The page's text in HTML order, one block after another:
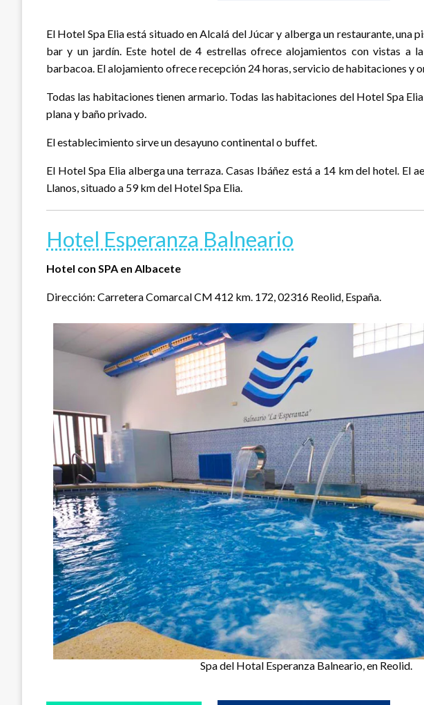
El Hotel Spa Elia está situado en Alcalá del Júcar y alberga un restaurante, una
bar y un jardín. Este hotel de 4 estrellas ofrece alojamientos con vistas a
barbacoa. El alojamiento ofrece recepción 24 horas, servicio de habitaciones y
Todas las habitaciones tienen armario. Todas las habitaciones del Hotel Spa
plana y baño privado.
El establecimiento sirve un desayuno continental o buffet.
El Hotel Spa Elia alberga una terraza. Casas Ibáñez está a 14 km del hotel. El
Llanos, situado a 59 km del Hotel Spa Elia.
Hotel Esperanza Balneario
Hotel con SPA en Albacete
Dirección: Carretera Comarcal CM 412 km. 172, 02316 Reolid, España.
Spa del Hotal Esperanza Balneario, en Reolid.